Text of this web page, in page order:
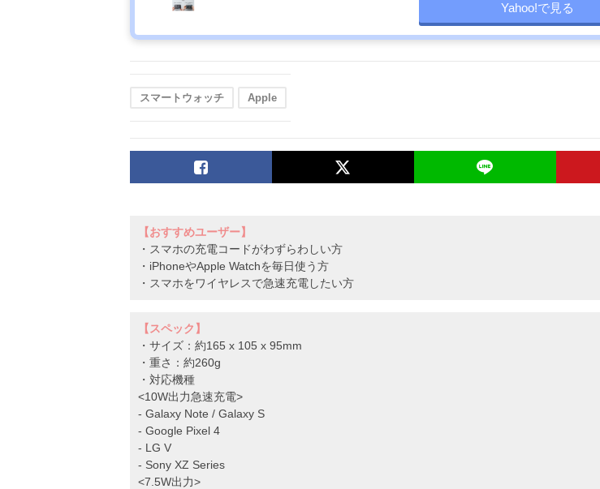
Yahoo!で見る
スマートウォッチ Apple
【おすすめユーザー】
・スマホの充電コードがわずらわしい方
・iPhoneやApple Watchを毎日使う方
・スマホをワイヤレスで急速充電したい方
【スペック】
・サイズ：約165 x 105 x 95mm
・重さ：約260g
・対応機種
<10W出力急速充電>
- Galaxy Note / Galaxy S
- Google Pixel 4
- LG V
- Sony XZ Series
<7.5W出力>